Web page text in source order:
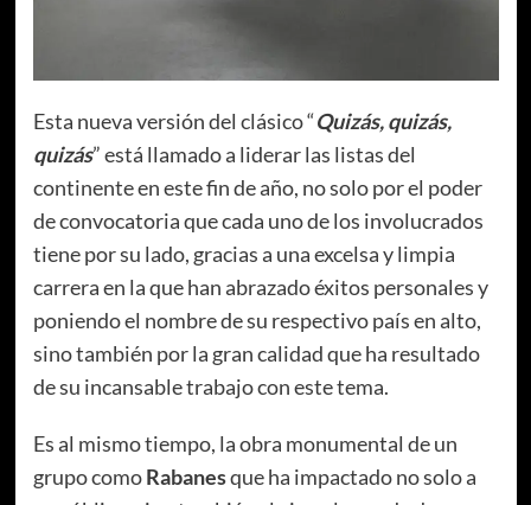
Esta nueva versión del clásico “Quizás, quizás,
quizás” está llamado a liderar las listas del
continente en este fin de año, no solo por el poder
de convocatoria que cada uno de los involucrados
tiene por su lado, gracias a una excelsa y limpia
carrera en la que han abrazado éxitos personales y
poniendo el nombre de su respectivo país en alto,
sino también por la gran calidad que ha resultado
de su incansable trabajo con este tema.
Es al mismo tiempo, la obra monumental de un
grupo comoRabanesque ha impactado no solo a